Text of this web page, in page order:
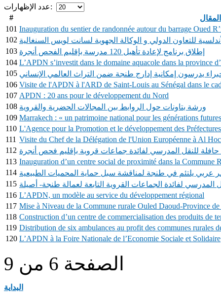
عدد الإظهارات:
#
101 Inauguration du sentier de randonnée autour du barrage Oued
102 للتعاون الدولي و الوكالة الجهوية لسانت لويس السنغالية
103
إطلاق برنامج لإعادة تأهيل 120 مدرسة بإقليم الفحص أنجرة
104 L’APDN s’investit dans le domaine aquacole dans la province
105 يدرسون إمكانية إدارج طنجة ضمن التراث العالمي الإنساني
106 Visite de l'APDN à l'ARD de Saint-Louis au Sénégal dans le
107 APDN : 20 ans pour le développement du Nord
108 ورشة بتاونات حول الروابط بين المجالات الحضرية والقروية
109 Marrakech : « un patrimoine national pour les générations
110 L'Agence pour la Promotion et le développement des
111 Visite du Chef de la Délégation de l'Union Européenne à Al
112
113 Inauguration d’un centre social de proximité dans la Commune
114 عربي يلتئم في طنجة لمناقشة سبل حماية المحميات الطبيعية
115 المدرسي لفائدة الجماعات القروية التابعة لعمالة طنجة- أصيلة
116 L’APDN, un modèle au service du développement régional
117 Mise à Niveau de la Commune rurale Ouled Daoud-Province de
118 Construction d’un centre de commercialisation des produits de
119 Distribution de six ambulances au profit des communes rurales
120 L’APDN à la Foire Nationale de l’Economie Sociale et Solidaire
الصفحة 6 من 9
البداية